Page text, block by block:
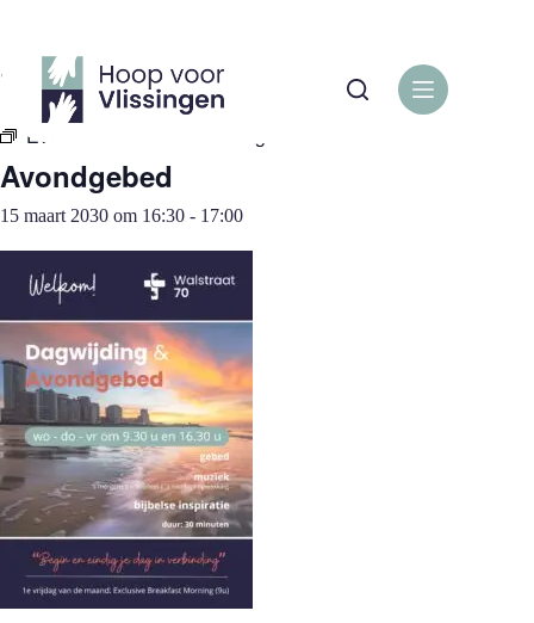
inhoud
« Alle Evenementen
Evenementenreeks:
Avondgebed
15 maart 2030 om 16:30 - 17:00